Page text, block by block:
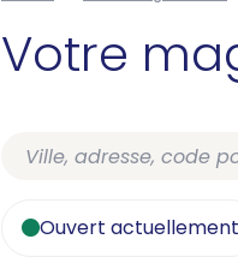
Votre
Ouvert actuellement